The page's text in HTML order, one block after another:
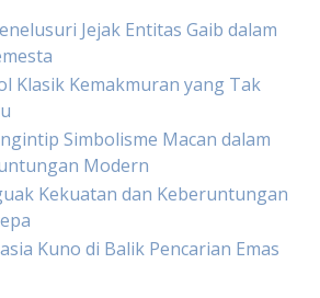
Jejak Entitas Gaib dalam
Klasik Kemakmuran yang Tak
Simbolisme Macan dalam
Modern
Kekuatan dan Keberuntungan
Kuno di Balik Pencarian Emas